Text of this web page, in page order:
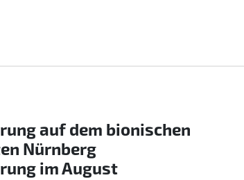
auf dem bionischen
Nürnberg
im August